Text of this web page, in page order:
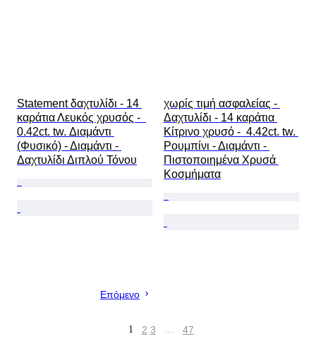
Statement δαχτυλίδι - 14
καράτια Λευκός χρυσός -
0.42ct. tw. Διαμάντι
(Φυσικό) - Διαμάντι -
Δαχτυλίδι Διπλού Τόνου
χωρίς τιμή ασφαλείας -
Δαχτυλίδι - 14 καράτια
Κίτρινο χρυσό -  4.42ct. tw.
Ρουμπίνι - Διαμάντι -
Πιστοποιημένα Χρυσά
Κοσμήματα
Επόμενο
1 2 3 … 47